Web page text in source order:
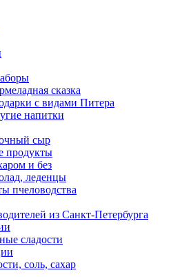
сказка
с видами Питера
напитки
сыр
продукты
и без
леденцы
пчеловодства
из Санкт-Петербурга
сладости
соль, сахар